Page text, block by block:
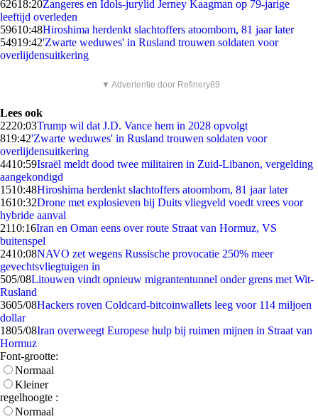
62618:20Zangeres en Idols-jurylid Jerney Kaagman op 79-jarige
leeftijd overleden
59610:48Hiroshima herdenkt slachtoffers atoombom, 81 jaar later
54919:42'Zwarte weduwes' in Rusland trouwen soldaten voor
overlijdensuitkering
▼ Advertentie door Refinery89
Lees ook
2220:03Trump wil dat J.D. Vance hem in 2028 opvolgt
819:42'Zwarte weduwes' in Rusland trouwen soldaten voor
overlijdensuitkering
4410:59Israël meldt dood twee militairen in Zuid-Libanon, vergelding
aangekondigd
1510:48Hiroshima herdenkt slachtoffers atoombom, 81 jaar later
1610:32Drone met explosieven bij Duits vliegveld voedt vrees voor
hybride aanval
2110:16Iran en Oman eens over route Straat van Hormuz, VS
buitenspel
2410:08NAVO zet wegens Russische provocatie 250% meer
gevechtsvliegtuigen in
505/08Litouwen vindt opnieuw migrantentunnel onder grens met Wit-
Rusland
3605/08Hackers roven Coldcard-bitcoinwallets leeg voor 114 miljoen
dollar
1805/08Iran overweegt Europese hulp bij ruimen mijnen in Straat van
Hormuz
Font-grootte:
Normaal
Kleiner
regelhoogte :
Normaal